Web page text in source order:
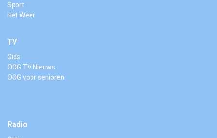
Sport
Het Weer
TV
Gids
OOG TV Nieuws
OOG voor senioren
Radio